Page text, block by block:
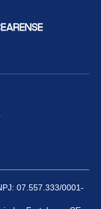
07.557.333/0001-